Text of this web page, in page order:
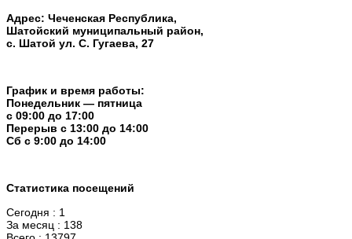
Адрес: Чеченская Республика,
Шатойский муниципальный район,
с. Шатой ул. С. Гугаева, 27
График и время работы:
Понедельник — пятница
с 09:00 до 17:00
Перерыв c 13:00 до 14:00
Cб с 9:00 до 14:00
Статистика посещений
Сегодня : 1
За месяц : 138